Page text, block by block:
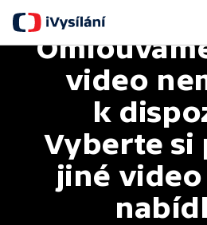
video
k
Vyberte si
jiné video